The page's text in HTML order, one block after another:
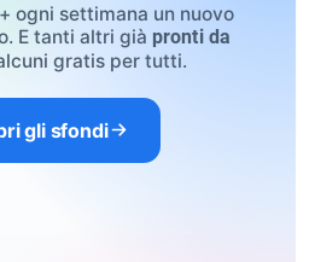
ogni settimana un nuovo
E tanti altri già pronti da
gratis per tutti.
gli sfondi